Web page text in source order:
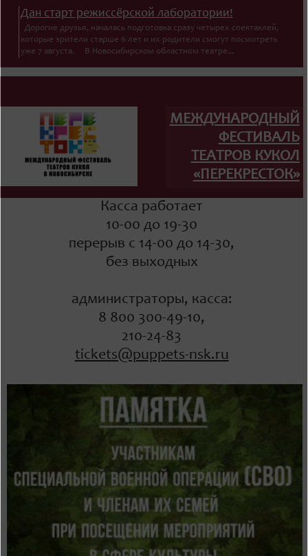
Дан старт режиссёрской лаборатории!
Дорогие друзья, началась подготовка сразу четырех спектаклей,
которые зрители старше 6 лет и их родители смогут посмотреть
уже 7 августа. В Новосибирском областном театре...
МЕЖДУНАРОДНЫЙ
ФЕСТИВАЛЬ
ТЕАТРОВ КУКОЛ
«ПЕРЕКРЕСТОК»
Касса работает
10-00 до 19-30
перерыв с 14-00 до 14-30,
без выходных
администраторы, касса:
8 800 300-49-10,
210-24-83
tickets@puppets-nsk.ru